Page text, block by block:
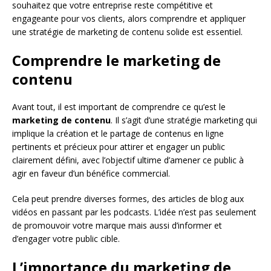
souhaitez que votre entreprise reste compétitive et
engageante pour vos clients, alors comprendre et appliquer
une stratégie de marketing de contenu solide est essentiel.
Comprendre le marketing de
contenu
Avant tout, il est important de comprendre ce qu’est le
marketing de contenu. Il s’agit d’une stratégie marketing qui
implique la création et le partage de contenus en ligne
pertinents et précieux pour attirer et engager un public
clairement défini, avec l’objectif ultime d’amener ce public à
agir en faveur d’un bénéfice commercial.
Cela peut prendre diverses formes, des articles de blog aux
vidéos en passant par les podcasts. L’idée n’est pas seulement
de promouvoir votre marque mais aussi d’informer et
d’engager votre public cible.